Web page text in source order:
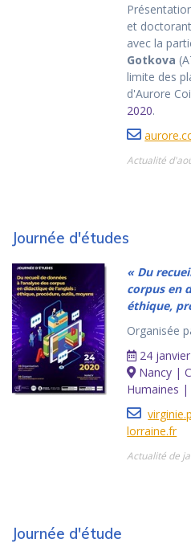
et
avec la
Gotkova
limite des
d'Aurore
2020.
Actualité
Journée d'études
« Du
corpus en
éthique,
Organisée
24
Nancy |
Humaines
lorraine.fr
Actualité de
Journée d'étude